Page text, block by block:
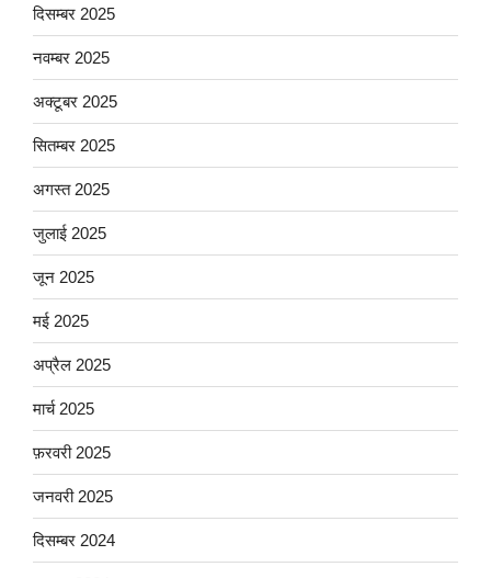
दिसम्बर 2025
नवम्बर 2025
अक्टूबर 2025
सितम्बर 2025
अगस्त 2025
जुलाई 2025
जून 2025
मई 2025
अप्रैल 2025
मार्च 2025
फ़रवरी 2025
जनवरी 2025
दिसम्बर 2024